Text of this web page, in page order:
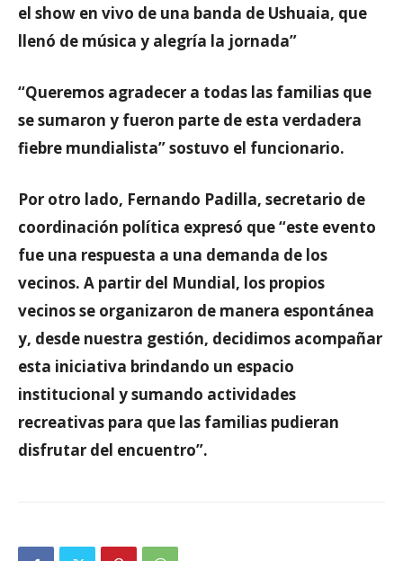
el show en vivo de una banda de Ushuaia, que
llenó de música y alegría la jornada”
“Queremos agradecer a todas las familias que
se sumaron y fueron parte de esta verdadera
fiebre mundialista” sostuvo el funcionario.
Por otro lado, Fernando Padilla, secretario de
coordinación política expresó que “este evento
fue una respuesta a una demanda de los
vecinos. A partir del Mundial, los propios
vecinos se organizaron de manera espontánea
y, desde nuestra gestión, decidimos acompañar
esta iniciativa brindando un espacio
institucional y sumando actividades
recreativas para que las familias pudieran
disfrutar del encuentro”.